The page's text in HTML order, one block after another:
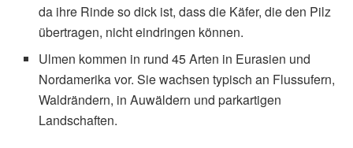
da ihre Rinde so dick ist, dass die Käfer, die den Pilz
übertragen, nicht eindringen können.
Ulmen kommen in rund 45 Arten in Eurasien und
Nordamerika vor. Sie wachsen typisch an Flussufern,
Waldrändern, in Auwäldern und parkartigen
Landschaften.